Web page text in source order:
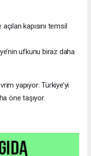
kapısını temsil
ufkunu biraz daha
yapıyor: Türkiye’yi
öne taşıyor.